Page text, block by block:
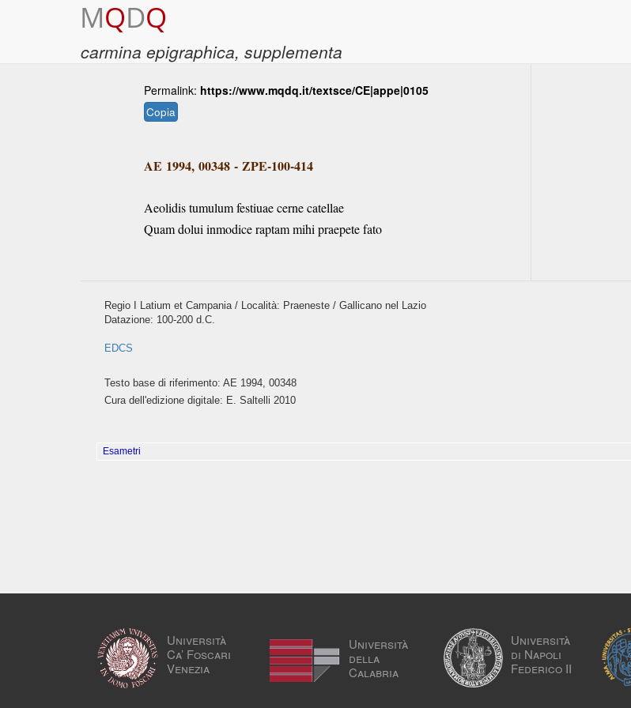
MQDQ
carmina epigraphica, supplementa
Permalink: https://www.mqdq.it/textsce/CE|appe|0105
Copia
AE 1994, 00348 - ZPE-100-414
Aeolidis tumulum festiuae cerne catellae
Quam dolui inmodice raptam mihi praepete fato
Regio I Latium et Campania / Località: Praeneste / Gallicano nel Lazio
Datazione: 100-200 d.C.
EDCS
Testo base di riferimento: AE 1994, 00348
Cura dell'edizione digitale: E. Saltelli 2010
Esametri
Università
Ca’ Foscari
Venezia
Università
della
Calabria
Università
di Napoli
Federico II